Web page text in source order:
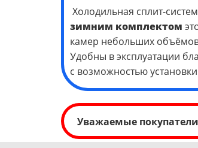
Холодильная сплит-
зимним комплектом
камер небольших
Удобны в эксплуатации
с возможностью
Уважаемые